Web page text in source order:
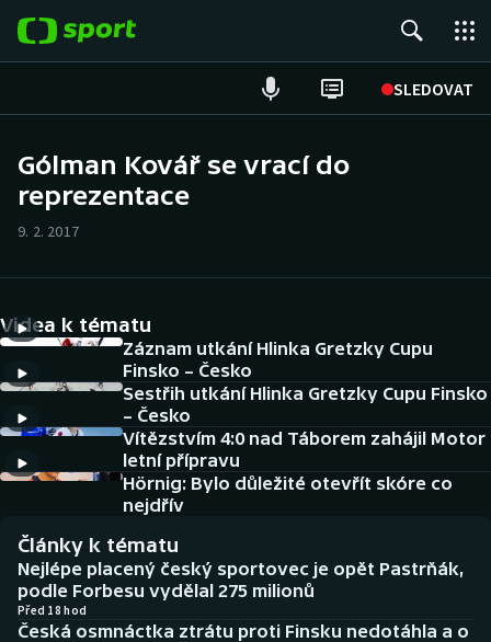
SLEDOVAT
Hokej
Cyklistika
DALŠÍ SPORTY
Americký fotbal
Baseball a softbal
Basketbal
Biatlon
NEPŘEHLÉDNĚTE
Historické návraty
Aplikace ČT sport
Gólman Kovář se vrací do
reprezentace
9. 2. 2017
Videa k tématu
Záznam utkání Hlinka Gretzky Cupu
Finsko – Česko
Sestřih utkání Hlinka Gretzky Cupu Finsko
– Česko
Vítězstvím 4:0 nad Táborem zahájil Motor
letní přípravu
Hörnig: Bylo důležité otevřít skóre co
nejdřív
Články k tématu
Nejlépe placený český sportovec je opět Pastrňák,
podle Forbesu vydělal 275 milionů
Před 18 hod
Česká osmnáctka ztrátu proti Finsku nedotáhla a o